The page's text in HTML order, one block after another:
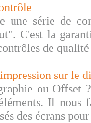
une série de
C'est la
de
sur le
ou Offset
Il nous
des écrans